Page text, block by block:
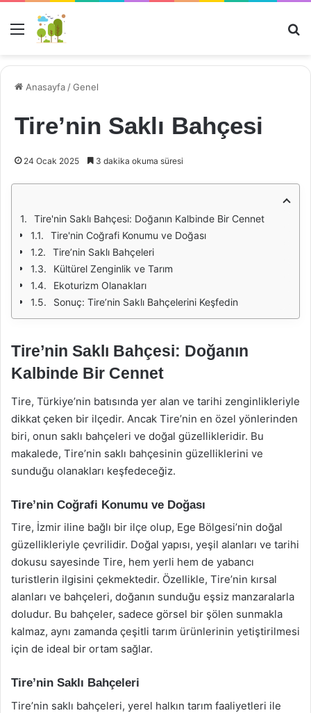
Menü
Anasayfa /Genel
Tire’nin Saklı Bahçesi
24 Ocak 2025 3 dakika okuma süresi
Tire'nin Saklı Bahçesi: Doğanın Kalbinde Bir Cennet
Tire'nin Coğrafi Konumu ve Doğası
Tire’nin Saklı Bahçeleri
Kültürel Zenginlik ve Tarım
Ekoturizm Olanakları
Sonuç: Tire’nin Saklı Bahçelerini Keşfedin
Tire’nin Saklı Bahçesi: Doğanın
Kalbinde Bir Cennet
Tire, Türkiye’nin batısında yer alan ve tarihi zenginlikleriyle
dikkat çeken bir ilçedir. Ancak Tire’nin en özel yönlerinden
biri, onun saklı bahçeleri ve doğal güzellikleridir. Bu
makalede, Tire’nin saklı bahçesinin güzelliklerini ve
sunduğu olanakları keşfedeceğiz.
Tire’nin Coğrafi Konumu ve Doğası
Tire, İzmir iline bağlı bir ilçe olup, Ege Bölgesi’nin doğal
güzellikleriyle çevrilidir. Doğal yapısı, yeşil alanları ve tarihi
dokusu sayesinde Tire, hem yerli hem de yabancı
turistlerin ilgisini çekmektedir. Özellikle, Tire’nin kırsal
alanları ve bahçeleri, doğanın sunduğu eşsiz manzaralarla
doludur. Bu bahçeler, sadece görsel bir şölen sunmakla
kalmaz, aynı zamanda çeşitli tarım ürünlerinin yetiştirilmesi
için de ideal bir ortam sağlar.
Tire’nin Saklı Bahçeleri
Tire’nin saklı bahçeleri, yerel halkın tarım faaliyetleri ile